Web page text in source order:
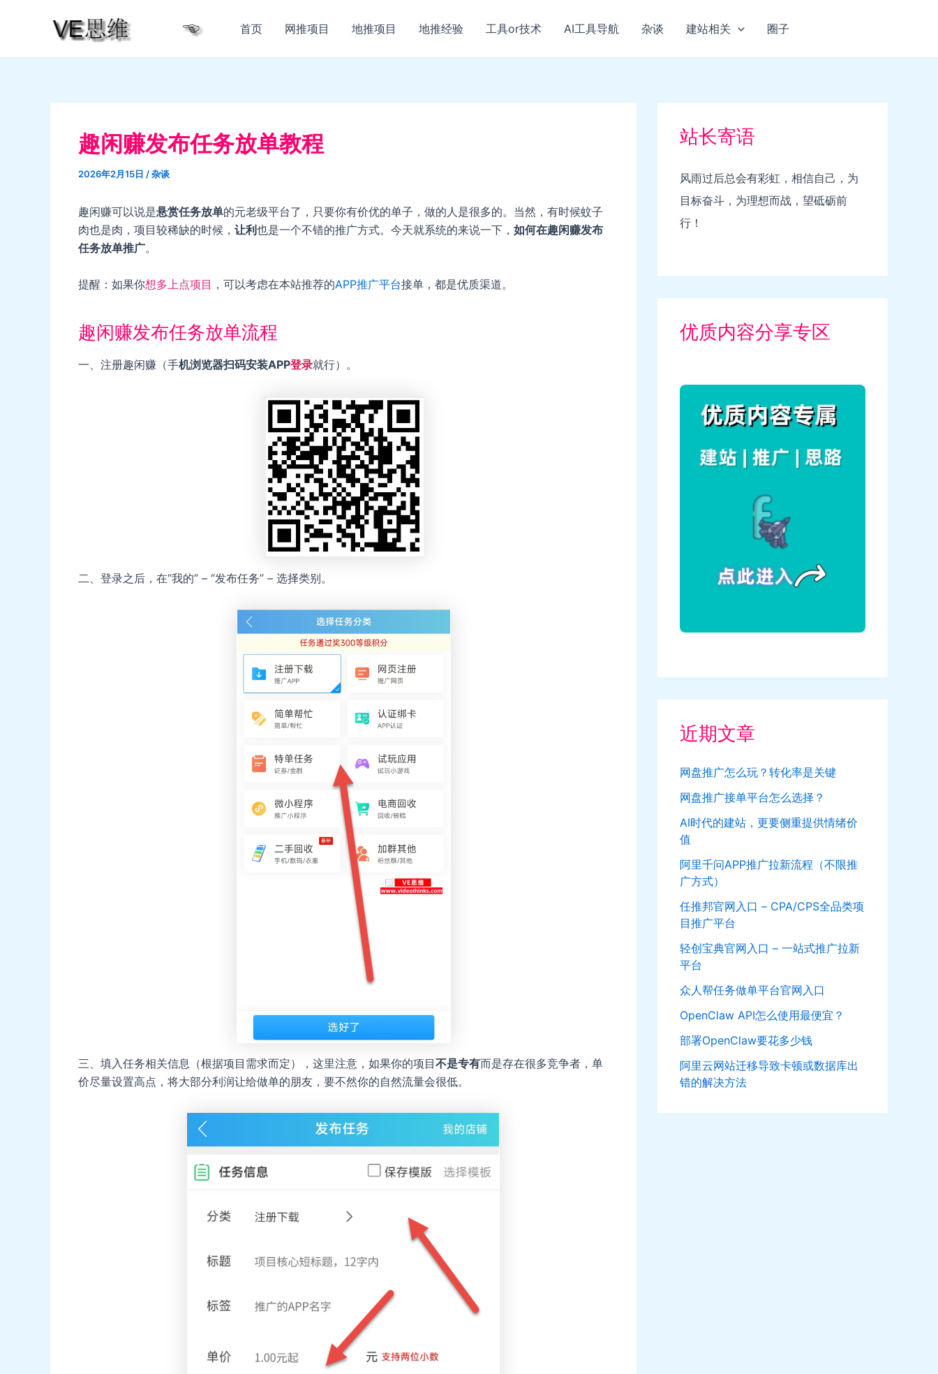
首页 网推项目 地推项目 地推经验 工具or技术 AI工具导航 杂谈 建站相关 圈子
趣闲赚发布任务放单教程
2026年2月15日 /杂谈
趣闲赚可以说是悬赏任务放单的元老级平台了，只要你有价优的单子，做的人是很多的。当然，有时候蚊子
肉也是肉，项目较稀缺的时候， 让利也是一个不错的推广方式。今天就系统的来说一下， 如何在趣闲赚发布
任务放单推广。
提醒：如果你想多上点项目 ，可以考虑在本站推荐的APP推广平台接单，都是优质渠道。
趣闲赚发布任务放单流程
一、注册趣闲赚（手机浏览器扫码安装APP登录就行）。
二、登录之后，在“我的” – “发布任务” – 选择类别。
三、填入任务相关信息（根据项目需求而定），这里注意，如果你的项目不是专有而是存在很多竞争者，单
价尽量设置高点，将大部分利润让给做单的朋友，要不然你的自然流量会很低。
站长寄语
风雨过后总会有彩虹，相信自己，为
目标奋斗，为理想而战，望砥砺前
行！
优质内容分享专区
近期文章
网盘推广怎么玩？转化率是关键
网盘推广接单平台怎么选择？
AI时代的建站，更要侧重提供情绪价
值
阿里千问APP推广拉新流程（不限推
广方式）
任推邦官网入口 – CPA/CPS全品类项
目推广平台
轻创宝典官网入口 – 一站式推广拉新
平台
众人帮任务做单平台官网入口
OpenClaw API怎么使用最便宜？
部署OpenClaw要花多少钱
阿里云网站迁移导致卡顿或数据库出
错的解决方法